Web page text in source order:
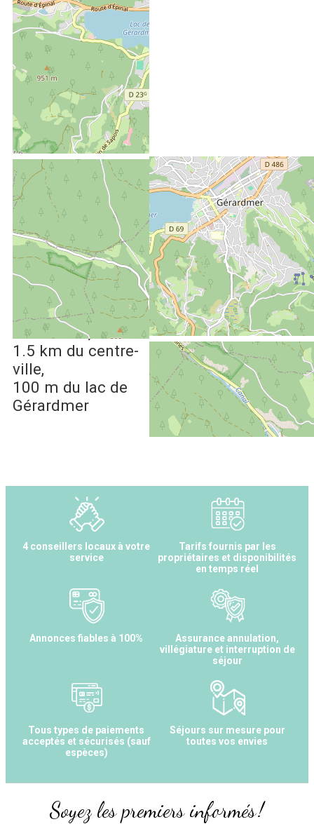
Afficher la carte GoogleMaps
Situation :
3 km
des pistes de
ski alpin de
Gérardmer
1.5 km du centre-
ville
100 m du lac de
Gérardmer
4 conseillers locaux à votre
service
Tarifs fournis par les
propriétaires et disponibilités
en temps réel
Annonces fiables à 100%
Assurance annulation,
villégiature et interruption de
séjour
Tous types de paiements
acceptés et sécurisés (sauf
espèces)
Séjours sur mesure pour
toutes vos envies
Soyez les premiers informés !